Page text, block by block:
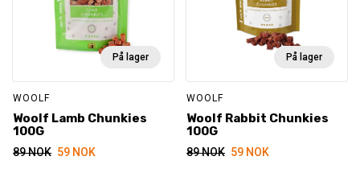
På lager
WOOLF
Woolf Lamb Chunkies
100G
89NOK Opprinnelig
59 NOKNåværende
På lager
WOOLF
Woolf Rabbit Chunkies
100G
89NOK Opprinnelig
59 NOKNåværende